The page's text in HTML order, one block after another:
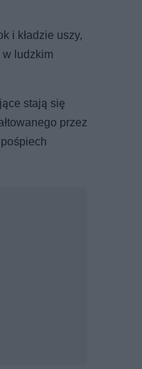
i kładzie uszy,
ludzkim
stają się
przez